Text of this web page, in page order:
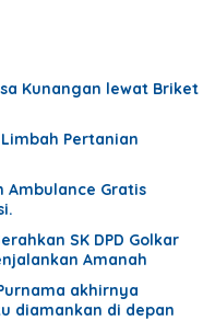
Kunangan lewat Briket
Pertanian
Ambulance Gratis
SK DPD Golkar
Amanah
akhirnya
diamankan di depan